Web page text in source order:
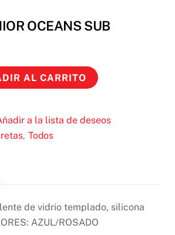
OCEANS SUB
AL CARRITO
a la lista de deseos
, Todos
de vidrio templado, silicona
AZUL/ROSADO